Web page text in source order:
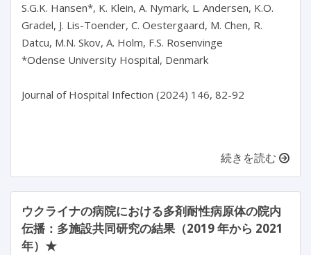
S.G.K. Hansen*, K. Klein, A. Nymark, L. Andersen, K.O.
Gradel, J. Lis-Toender, C. Oestergaard, M. Chen, R.
Datcu, M.N. Skov, A. Holm, F.S. Rosenvinge
*Odense University Hospital, Denmark
Journal of Hospital Infection (2024) 146, 82-92
続きを読む
ウクライナの病院における多剤耐性病原体の院内
伝播：多施設共同研究の結果（2019 年から 2021
年）★